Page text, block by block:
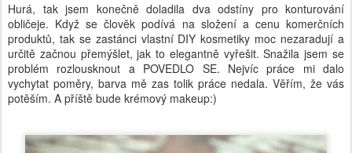
Hurá, tak jsem konečně doladila dva odstíny pro konturování
obličeje. Když se člověk podívá na složení a cenu komerčních
produktů, tak se zastánci vlastní DIY kosmetiky moc nezaradují a
určitě začnou přemýšlet, jak to elegantně vyřešit. Snažila jsem se
problém rozlousknout a POVEDLO SE. Nejvíc práce mi dalo
vychytat poměry, barva mě zas tolik práce nedala. Věřím, že vás
potěším. A příště bude krémový makeup:)